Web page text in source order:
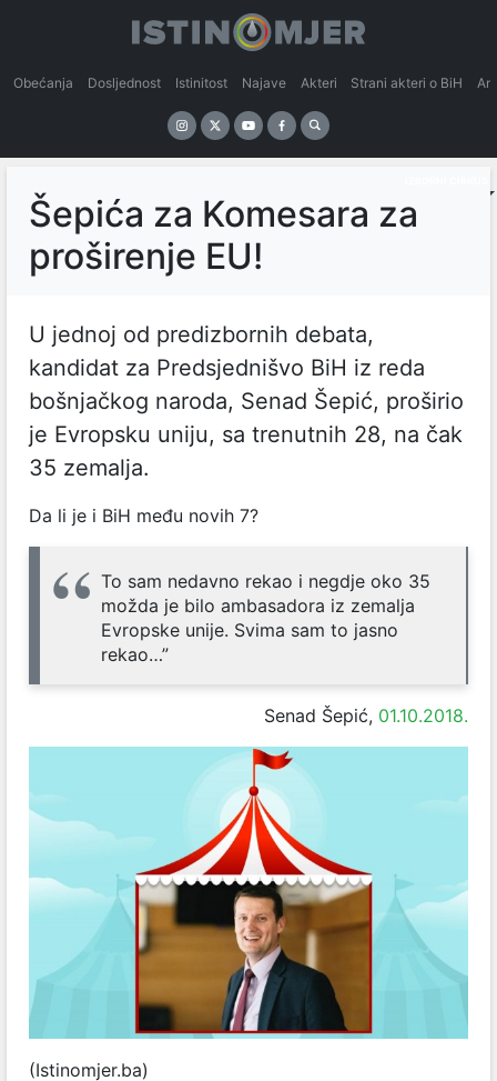
Obećanja Dosljednost Istinitost Najave Akteri Strani akteri o BiH
Šepića za Komesara za
proširenje EU!
U jednoj od predizbornih debata,
kandidat za Predsjednišvo BiH iz reda
bošnjačkog naroda, Senad Šepić, proširio
je Evropsku uniju, sa trenutnih 28, na čak
35 zemalja.
Da li je i BiH među novih 7?
To sam nedavno rekao i negdje oko 35
možda je bilo ambasadora iz zemalja
Evropske unije. Svima sam to jasno
rekao…”
Senad Šepić, 01.10.2018.
(Istinomjer.ba)